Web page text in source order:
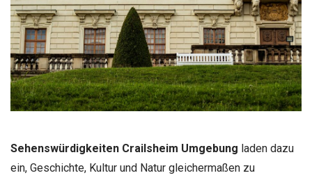
Sehenswürdigkeiten Crailsheim Umgebung laden dazu
ein, Geschichte, Kultur und Natur gleichermaßen zu